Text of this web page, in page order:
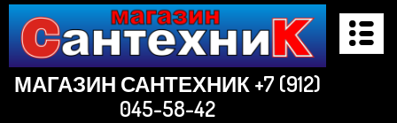
content
МАГАЗИН САНТЕХНИК +7 (912)
045-58-42